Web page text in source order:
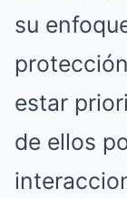
su
estar
de ellos